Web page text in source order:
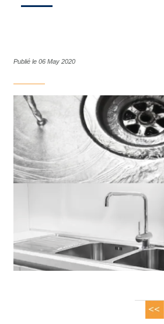
Publié le 06 May 2020